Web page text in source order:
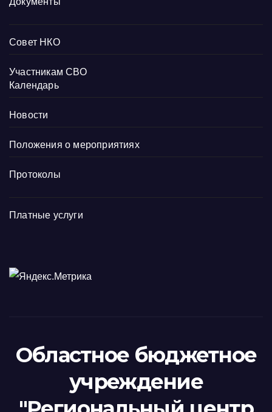
Совет НКО
Участникам СВО
Календарь
Новости
Положения о мероприятиях
Протоколы
Платные услуги
Областное бюджетное
учреждение